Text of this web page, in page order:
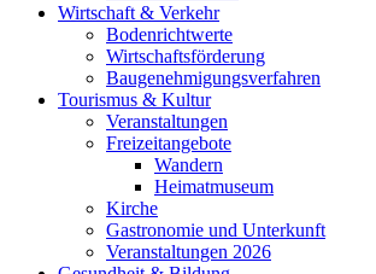
Wirtschaft & Verkehr
Bodenrichtwerte
Wirtschaftsförderung
Baugenehmigungsverfahren
Tourismus & Kultur
Veranstaltungen
Freizeitangebote
Wandern
Heimatmuseum
Kirche
Gastronomie und Unterkunft
Veranstaltungen 2026